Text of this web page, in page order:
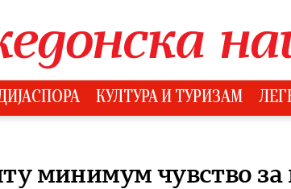
КУЛТУРА И ТУРИЗАМ
минимум чувство за